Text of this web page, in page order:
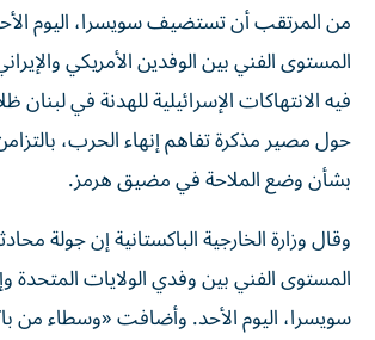
من المرتقب أن تستضيف سويسرا، اليوم
المستوى الفني بين الوفدين الأمريكي
فيه الانتهاكات الإسرائيلية للهدنة في لبنان
حول مصير مذكرة تفاهم إنهاء الحرب،
بشأن وضع الملاحة في مضيق هرمز.
وقال وزارة الخارجية الباكستانية إن جولة
المستوى الفني بين وفدي الولايات المتحدة
سويسرا، اليوم الأحد. وأضافت «وسطاء من